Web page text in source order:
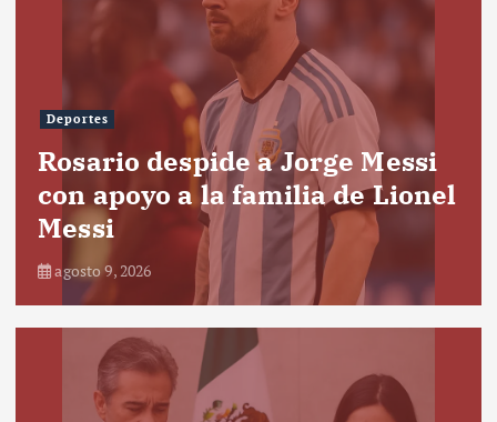
Deportes
Rosario despide a Jorge Messi
con apoyo a la familia de Lionel
Messi
agosto 9, 2026